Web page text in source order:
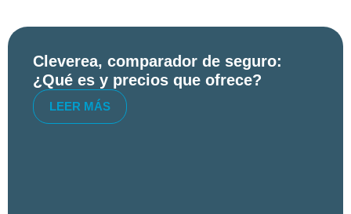
Cleverea, comparador de seguro:
¿Qué es y precios que ofrece?
LEER MÁS